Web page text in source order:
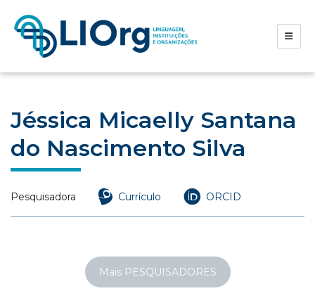
Jéssica Micaelly Santana
do Nascimento Silva
Pesquisadora Currículo ORCID
Mais PESQUISADORES